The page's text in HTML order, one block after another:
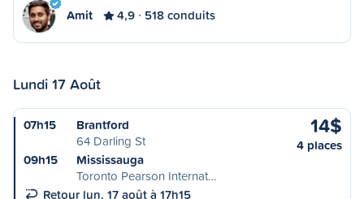
Amit 4,9 518 conduits
Lundi 17 Août
07h15
Brantford
64 Darling St
09h15
Mississauga
Toronto Pearson Internat…
Retour lun. 17 août à 17h15
14$
4 places